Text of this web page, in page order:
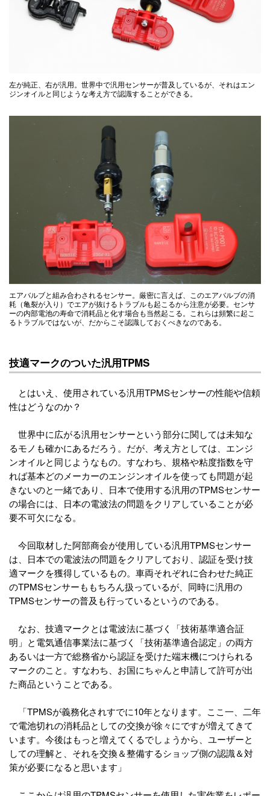
左が純正、右が汎用。世界中で汎用センサーが普及しているが、それはエン
ジンオイルと同じような考え方で認識することができる。
エアバルブと組み合わされるセンサー。厳密に言えば、このエアバルブの消
耗（亀裂が入り）でエアが抜けるトラブルも起こるから注意が必要。センサ
ーの内部電池の寿命で消耗品と化す場合も当然起こる。これらは頻繁に起こ
るトラブルではないが、だからこそ認識しておくべきなのである。
技適マークのついた汎用TPMS
とはいえ、使用されている汎用TPMSセンサーの性能や信頼
性はどうなのか？
世界中に広がる汎用センサーという部分に関しては未知な
るモノも確かにあるだろう。だが、考え方としては、エンジ
ンオイルと同じようなもの。すなわち、規格や粘度指数を守
れば基本どのメーカーのエンジンオイルを使っても問題が起
きないのと一緒であり、日本で使用する汎用のTPMSセンサー
の場合には、日本の電波法の問題をクリアしていることが必
要不可欠になる。
今回取材した阿部商会が使用している汎用TPMSセンサー
は、日本での電波法の問題をクリアしており、認証を受け技
適マークを獲得しているもの。車両それぞれに合わせた純正
のTPMSセンサーももちろん扱っているが、同時に汎用の
TPMSセンサーの普及も行っているというのである。
なお、技適マークとは電波法に基づく「技術基準適合証
明」と電気通信事業法に基づく「技術基準適合認定」の両方
あるいは一方で総務省から認証を受けた端末機につけられる
マークのこと。すなわち、お国にちゃんと申請して許可が出
た商品ということである。
「TPMSが義務化されすでに10年となります。ここ一、二年
で電池切れの消耗品としての交換が徐々にですが増えてきて
います。今後はもっと増えてくるでしょうから、ユーザーと
しての理解と、それを交換＆整備するショップ側の認識＆対
策が必要になると思います」